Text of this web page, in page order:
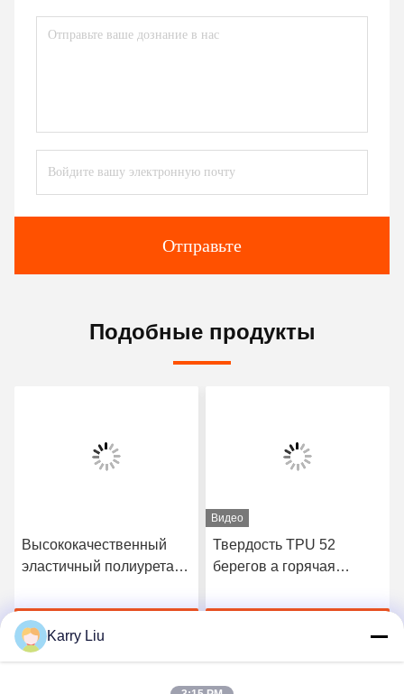
Отправьте
Подобные продукты
Высококачественный
эластичный полиуретан
склеивающую пленку
Получите самую
Видео
Твердость TPU 52
берегов a горячая
пленку для безшовного
Karry Liu